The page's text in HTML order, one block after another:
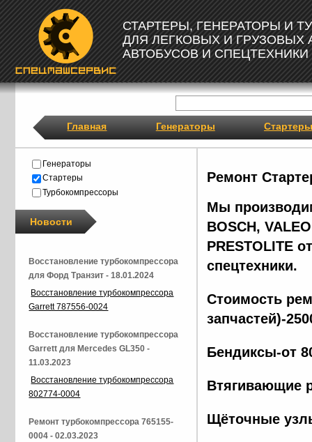
СТАРТЕРЫ, ГЕНЕРАТОРЫ И
ДЛЯ ЛЕГКОВЫХ И ГРУЗОВЫХ
АВТОБУСОВ И СПЕЦТЕХНИКИ
Главная Генераторы Стартеры
Ремонт
Мы
BOSCH,
PRESTOLITE
спецтехники.
Стоимость
запчастей)-
Бендиксы-от
Втягивающие
Щёточные
Генераторы
Стартеры
Турбокомпрессоры
Новости
Восстановление турбокомпрессора
для Форд Транзит - 18.01.2024
Восстановление турбокомпрессора
Garrett 787556-0024
Восстановление турбокомпрессора
Garrett для Mercedes GL350 -
11.03.2023
Восстановление турбокомпрессора
802774-0004
Ремонт турбокомпрессора 765155-
0004 - 02.03.2023